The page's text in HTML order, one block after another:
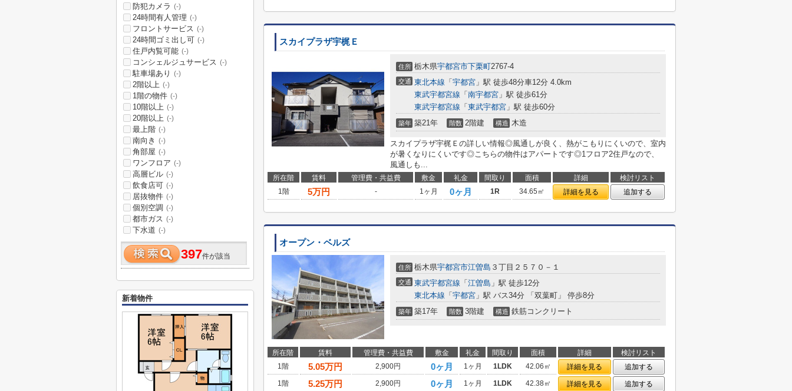
スカイプラザ宇梶Ｅ
住所 栃木県宇都宮市下栗町2767-4
交通 東北本線 「 宇都宮 」駅 徒歩48分車12分 4.0km
東武宇都宮線 「 南宇都宮 」駅 徒歩61分
東武宇都宮線 「 東武宇都宮 」駅 徒歩60分
築年 築21年 階数 2階建 構造 木造
スカイプラザ宇梶Ｅの詳しい情報◎風通しが良く、熱がこもりにくいので、室内
が暑くなりにくいです◎こちらの物件はアパートです◎1フロア2住戸なので、
風通しも...
所在階 賃料 管理費・共益費 敷金 礼金 間取り 面積 詳細
検討リスト
1階
5万円 - 1ヶ月 0ヶ月 1R 34.65㎡ 詳細を見る 追加する
オープン・ベルズ
住所 栃木県宇都宮市江曽島 ３丁目２５７０－１
交通 東武宇都宮線 「 江曽島 」駅 徒歩12分
東北本線 「 宇都宮 」駅 バス34分 「双葉町」 停歩8分
築年 築17年 階数 3階建 構造 鉄筋コンクリート
所在階 賃料 管理費・共益費 敷金 礼金 間取り 面積 詳細
検討リスト
1階
5.05万円 2,900円 0ヶ月 1ヶ月 1LDK 42.06㎡ 詳細を見る
追加する
1階
5.25万円 2,900円 0ヶ月 1ヶ月 1LDK 42.38㎡ 詳細を見る 追加する
防犯カメラ (-)
24時間有人管理 (-)
フロントサービス (-)
24時間ゴミ出し可 (-)
住戸内覧可能 (-)
コンシェルジュサービス (-)
駐車場あり (-)
2階以上 (-)
1階の物件 (-)
10階以上 (-)
20階以上 (-)
最上階 (-)
南向き (-)
角部屋 (-)
ワンフロア (-)
高層ビル (-)
飲食店可 (-)
居抜物件 (-)
個別空調 (-)
都市ガス (-)
下水道 (-)
397件が該当
新着物件